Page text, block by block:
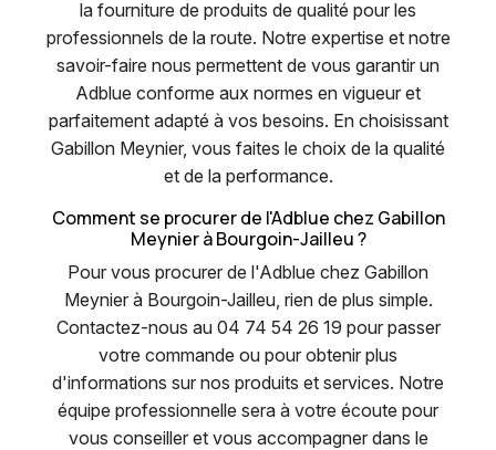
la fourniture de produits de qualité pour les
professionnels de la route. Notre expertise et notre
savoir-faire nous permettent de vous garantir un
Adblue conforme aux normes en vigueur et
parfaitement adapté à vos besoins. En choisissant
Gabillon Meynier, vous faites le choix de la qualité
et de la performance.
Comment se procurer de l'Adblue chez Gabillon
Meynier à Bourgoin-Jailleu ?
Pour vous procurer de l'Adblue chez Gabillon
Meynier à Bourgoin-Jailleu, rien de plus simple.
Contactez-nous au 04 74 54 26 19 pour passer
votre commande ou pour obtenir plus
d'informations sur nos produits et services. Notre
équipe professionnelle sera à votre écoute pour
vous conseiller et vous accompagner dans le